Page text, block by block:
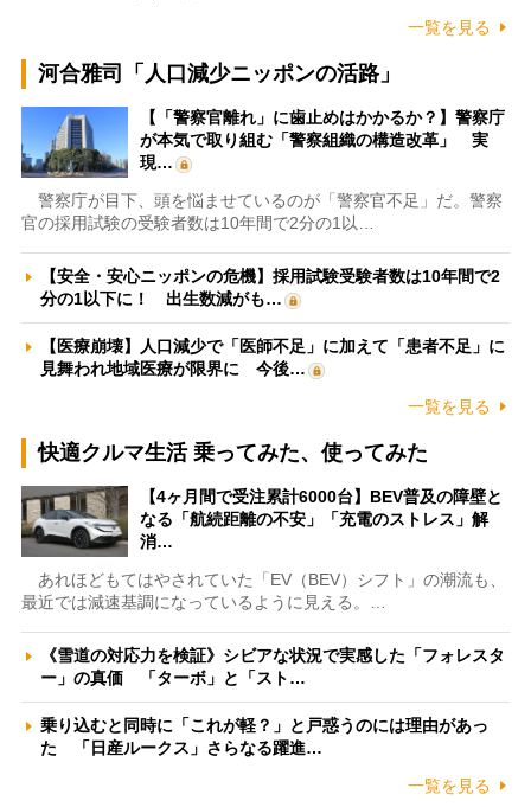
一覧を見る
河合雅司「人口減少ニッポンの活路」
【「警察官離れ」に歯止めはかかるか？】警察庁
が本気で取り組む「警察組織の構造改革」 実
現…
警察庁が目下、頭を悩ませているのが「警察官不足」だ。警察
官の採用試験の受験者数は10年間で2分の1以…
【安全・安心ニッポンの危機】採用試験受験者数は10年間で2
分の1以下に！ 出生数減がも…
【医療崩壊】人口減少で「医師不足」に加えて「患者不足」に
見舞われ地域医療が限界に 今後…
一覧を見る
快適クルマ生活 乗ってみた、使ってみた
【4ヶ月間で受注累計6000台】BEV普及の障壁と
なる「航続距離の不安」「充電のストレス」解
消…
あれほどもてはやされていた「EV（BEV）シフト」の潮流も、
最近では減速基調になっているように見える。…
《雪道の対応力を検証》シビアな状況で実感した「フォレスタ
ー」の真価 「ターボ」と「スト…
乗り込むと同時に「これが軽？」と戸惑うのには理由があっ
た 「日産ルークス」さらなる躍進…
一覧を見る